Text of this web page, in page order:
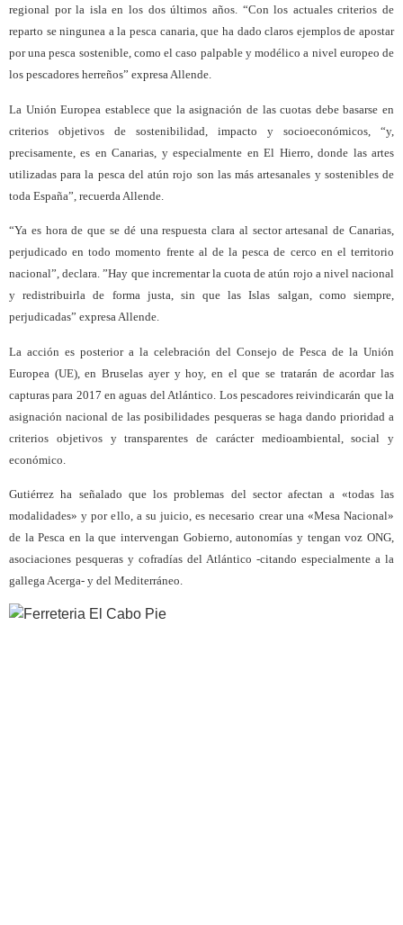
regional por la isla en los dos últimos años. “Con los actuales criterios de
reparto se ningunea a la pesca canaria, que ha dado claros ejemplos de apostar
por una pesca sostenible, como el caso palpable y modélico a nivel europeo de
los pescadores herreños” expresa Allende.
La Unión Europea establece que la asignación de las cuotas debe basarse en
criterios objetivos de sostenibilidad, impacto y socioeconómicos, “y,
precisamente, es en Canarias, y especialmente en El Hierro, donde las artes
utilizadas para la pesca del atún rojo son las más artesanales y sostenibles de
toda España”, recuerda Allende.
“Ya es hora de que se dé una respuesta clara al sector artesanal de Canarias,
perjudicado en todo momento frente al de la pesca de cerco en el territorio
nacional”, declara. ”Hay que incrementar la cuota de atún rojo a nivel nacional
y redistribuirla de forma justa, sin que las Islas salgan, como siempre,
perjudicadas” expresa Allende.
La acción es posterior a la celebración del Consejo de Pesca de la Unión
Europea (UE), en Bruselas ayer y hoy, en el que se tratarán de acordar las
capturas para 2017 en aguas del Atlántico. Los pescadores reivindicarán que la
asignación nacional de las posibilidades pesqueras se haga dando prioridad a
criterios objetivos y transparentes de carácter medioambiental, social y
económico.
Gutiérrez ha señalado que los problemas del sector afectan a «todas las
modalidades» y por ello, a su juicio, es necesario crear una «Mesa Nacional»
de la Pesca en la que intervengan Gobierno, autonomías y tengan voz ONG,
asociaciones pesqueras y cofradías del Atlántico -citando especialmente a la
gallega Acerga- y del Mediterráneo.